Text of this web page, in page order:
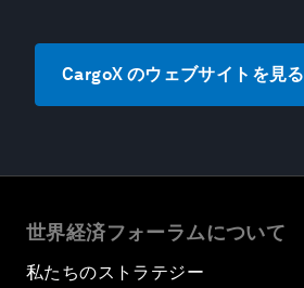
CargoX のウェブサイトを見る
世界経済フォーラムについて
私たちのストラテジー